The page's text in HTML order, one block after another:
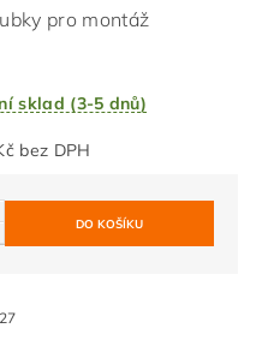
pro montáž
sklad (3-5 dnů)
132,23 Kč bez DPH